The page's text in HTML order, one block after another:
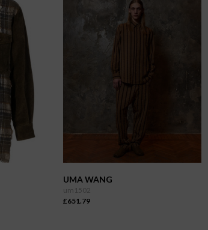
UMA WANG
um1502
£651.79